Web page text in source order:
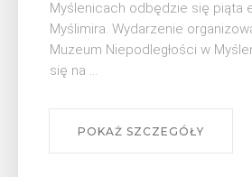
W środę 12 sierpnia o godz. 17
Bibliotece Publicznej w
wykład Mateusza Murzyna,
myślenickiego oddziału PTTK
POKAŻ SZCZEGÓŁY